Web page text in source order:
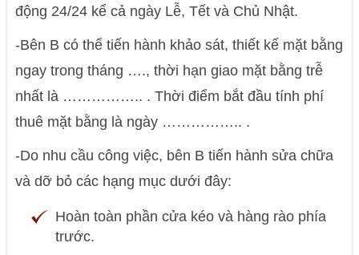
động 24/24 kể cả ngày Lễ, Tết và Chủ Nhật.
-Bên B có thể tiến hành khảo sát, thiết kế mặt bằng
ngay trong tháng …., thời hạn giao mặt bằng trễ
nhất là …………….. . Thời điểm bắt đầu tính phí
thuê mặt bằng là ngày …………….. .
-Do nhu cầu công việc, bên B tiến hành sửa chữa
và dỡ bỏ các hạng mục dưới đây:
Hoàn toàn phần cửa kéo và hàng rào phía
trước.